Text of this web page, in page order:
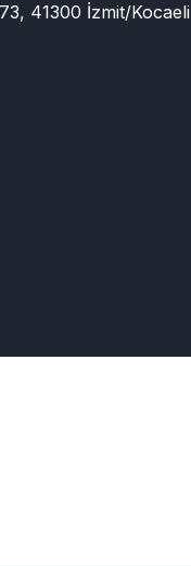
41300 İzmit/Kocaeli